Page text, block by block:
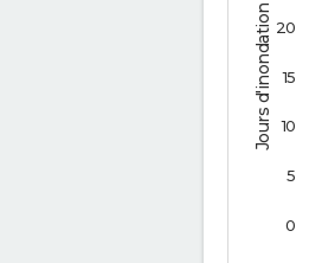
Jours d'inondation
0
5
10
15
20